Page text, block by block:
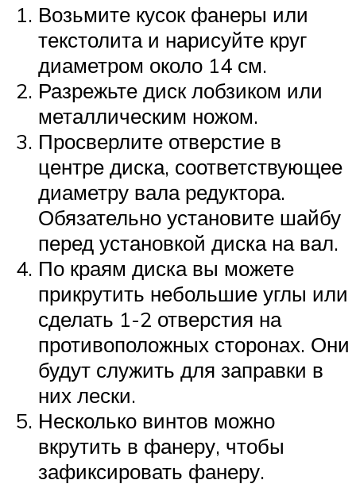
Возьмите кусок фанеры или
текстолита и нарисуйте круг
диаметром около 14 см.
Разрежьте диск лобзиком или
металлическим ножом.
Просверлите отверстие в
центре диска, соответствующее
диаметру вала редуктора.
Обязательно установите шайбу
перед установкой диска на вал.
По краям диска вы можете
прикрутить небольшие углы или
сделать 1-2 отверстия на
противоположных сторонах. Они
будут служить для заправки в
них лески.
Несколько винтов можно
вкрутить в фанеру, чтобы
зафиксировать фанеру.